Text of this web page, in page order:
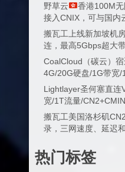
野草云
香港100M无
接入CNIX，可与国内
搬瓦工上线新加坡机
连，最高5Gbps超大
CoalCloud（碳云）
4G/20G硬盘/1G带宽/
Lightlayer圣何塞直连
宽/1T流量/
搬瓦工美国洛杉矶
录，三网速度、延迟
热门标签